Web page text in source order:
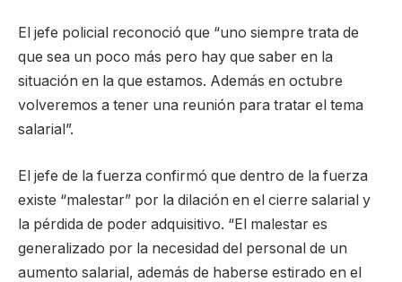
El jefe policial reconoció que “uno siempre trata de
que sea un poco más pero hay que saber en la
situación en la que estamos. Además en octubre
volveremos a tener una reunión para tratar el tema
salarial”.
El jefe de la fuerza confirmó que dentro de la fuerza
existe “malestar” por la dilación en el cierre salarial y
la pérdida de poder adquisitivo. “El malestar es
generalizado por la necesidad del personal de un
aumento salarial, además de haberse estirado en el